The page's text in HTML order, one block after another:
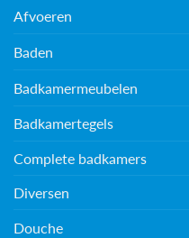
Afvoeren
Baden
Badkamermeubelen
Badkamertegels
Complete badkamers
Diversen
Douche